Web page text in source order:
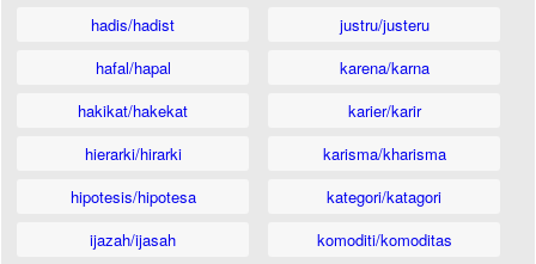
hadis/hadist
hafal/hapal
hakikat/hakekat
hierarki/hirarki
hipotesis/hipotesa
ijazah/ijasah
justru/justeru
karena/karna
karier/karir
karisma/kharisma
kategori/katagori
komoditi/komoditas